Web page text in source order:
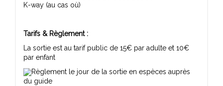
K-way (au cas où)
Tarifs & Règlement :
La sortie est au tarif public de 15€ par adulte et 10€
par enfant
Règlement le jour de la sortie en espèces auprès
du guide